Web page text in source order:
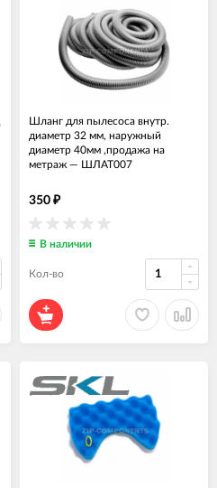
Шланг для пылесоса внутр.
диаметр 32 мм, наружный
диаметр 40мм ,продажа на
метраж — ШЛАТ007
350 ₽
В наличии
Кол-во